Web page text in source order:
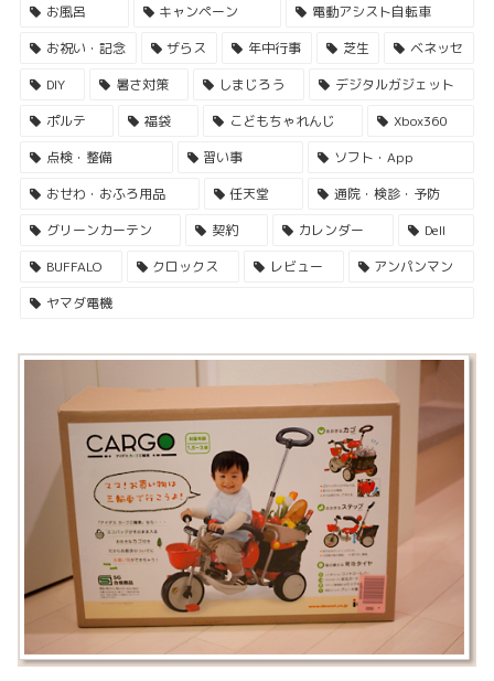
お風呂
キャンペーン
電動アシスト自転車
お祝い・記念
ザらス 年中行事 芝生
ベネッセ
DIY
暑さ対策 しまじろう
デジタルガジェット
ポルテ
福袋 こどもちゃれんじ
Xbox360
点検・整備
習い事
ソフト・App
おせわ・おふろ用品
任天堂
通院・検診・予防
グリーンカーテン
契約 カレンダー
Dell
BUFFALO
クロックス レビュー
アンパンマン
ヤマダ電機